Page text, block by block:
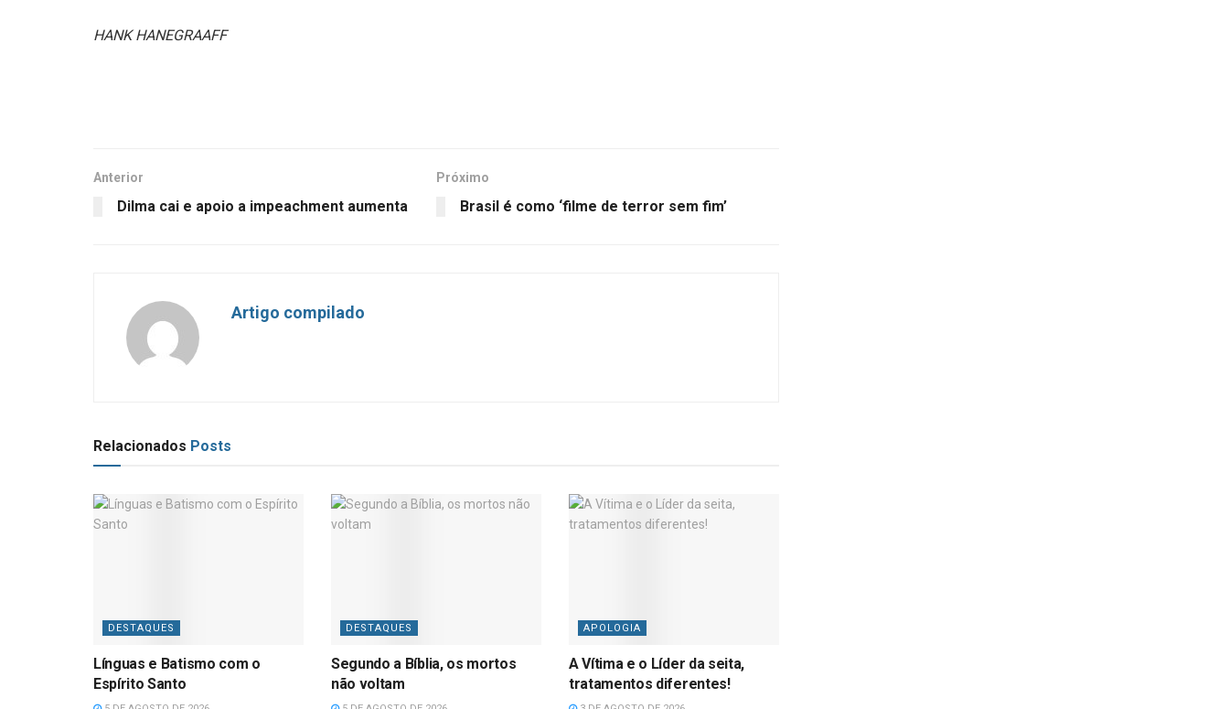
HANK HANEGRAAFF
Anterior
Dilma cai e apoio a impeachment aumenta
Próximo
Brasil é como ‘filme de terror sem fim’
Artigo compilado
Relacionados Posts
DESTAQUES
Línguas e Batismo com o
Espírito Santo
DESTAQUES
Segundo a Bíblia, os mortos
não voltam
APOLOGIA
A Vítima e o Líder da seita,
tratamentos diferentes!